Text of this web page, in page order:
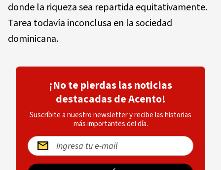
donde la riqueza sea repartida equitativamente.
Tarea todavía inconclusa en la sociedad
dominicana.
¡No te pierdas las noticias
destacadas de Acento!
Suscríbite a nuestro newsletter y recibe las historias
más importantes del día.